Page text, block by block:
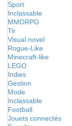
Sport
Inclassable
MMORPG
Tir
Visual novel
Rogue-Like
Minecraft-like
LEGO
Indies
Gestion
Mode
Inclassable
Football
Jouets connectés